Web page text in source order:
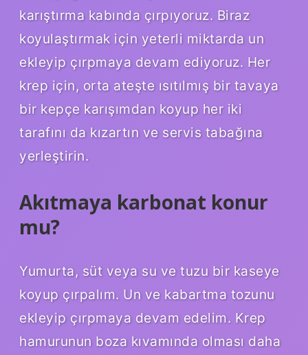
karıştırma kabında çırpıyoruz. Biraz
koyulaştırmak için yeterli miktarda un
ekleyip çırpmaya devam ediyoruz. Her
krep için, orta ateşte ısıtılmış bir tavaya
bir kepçe karışımdan koyup her iki
tarafını da kızartın ve servis tabağına
yerleştirin.
Akıtmaya karbonat konur
mu?
Yumurta, süt veya su ve tuzu bir kaseye
koyup çırpalım. Un ve kabartma tozunu
ekleyip çırpmaya devam edelim. Krep
hamurunun boza kıvamında olması daha